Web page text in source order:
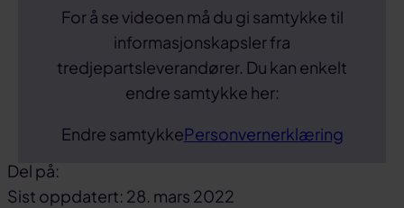
For å se videoen må du gi samtykke til
informasjonskapsler fra
tredjepartsleverandører. Du kan enkelt
endre samtykke her:
Endre samtykkePersonvernerklæring
Del på:
Del
Del
Del
Sist oppdatert: 28. mars 2022